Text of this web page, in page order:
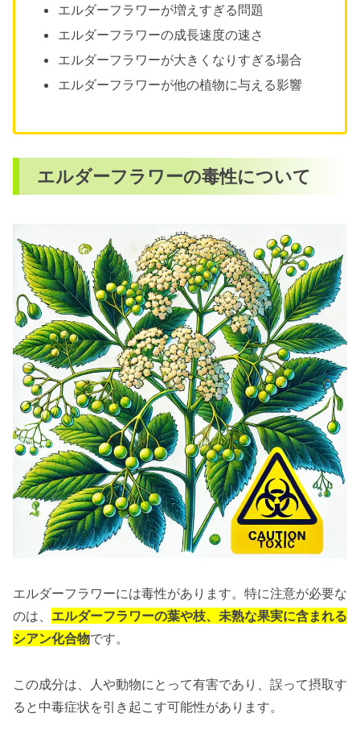
エルダーフラワーを小さく育てる方法
エルダーフラワーの鉢植えでの管理
エルダーフラワーの室内での育て方
エルダーフラワーの庭での育て方
エルダーフラワーの日陰での育て方
エルダーフラワーの冬越し方法
エルダーフラワーの枯れさせない方法
(ホームセンター)
エルダーフラワーを植えてはいけない理由
と安全な育て方の総括
エルダーフラワーが増えすぎる問題
エルダーフラワーの成長速度の速さ
エルダーフラワーが大きくなりすぎる場合
エルダーフラワーが他の植物に与える影響
エルダーフラワーの毒性について
エルダーフラワーには毒性があります。特に注意が必要な
のは、 エルダーフラワーの葉や枝、未熟な果実に含まれる
シアン化合物です。
この成分は、人や動物にとって有害であり、誤って摂取す
ると中毒症状を引き起こす可能性があります。